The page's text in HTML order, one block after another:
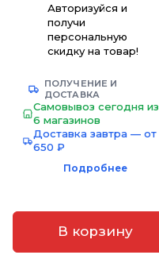
Авторизуйся и
получи
персональную
скидку на товар!
ПОЛУЧЕНИЕ И
ДОСТАВКА
Самовывоз сегодня из
6 магазинов
Доставка завтра — от
650 ₽
Подробнее
В корзину